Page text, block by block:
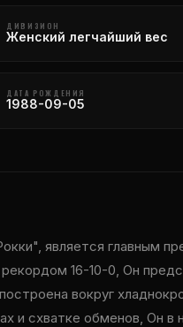
ДИВИЗИОН
Женский легчайший вес
ДАТА РОЖДЕНИЯ
1988-09-05
является главным
16-10-0, Он
вокруг
и схватке обменов, Он в